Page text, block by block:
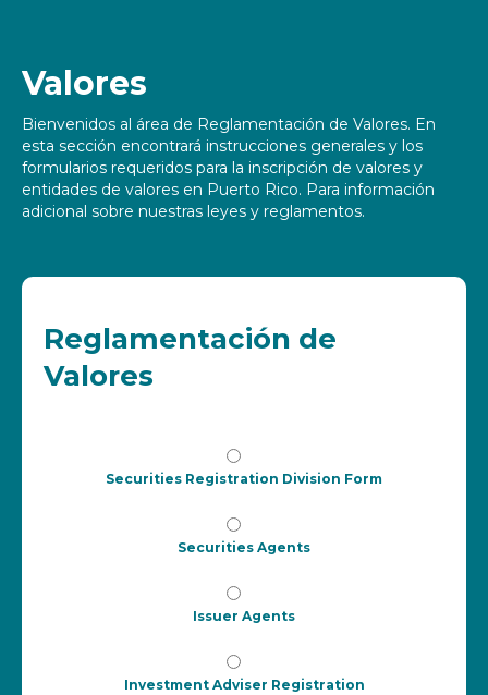
Valores
Bienvenidos al área de Reglamentación de Valores. En
esta sección encontrará instrucciones generales y los
formularios requeridos para la inscripción de valores y
entidades de valores en Puerto Rico. Para información
adicional sobre nuestras leyes y reglamentos.
Reglamentación de
Valores
Securities Registration Division Form
Securities Agents
Issuer Agents
Investment Adviser Registration